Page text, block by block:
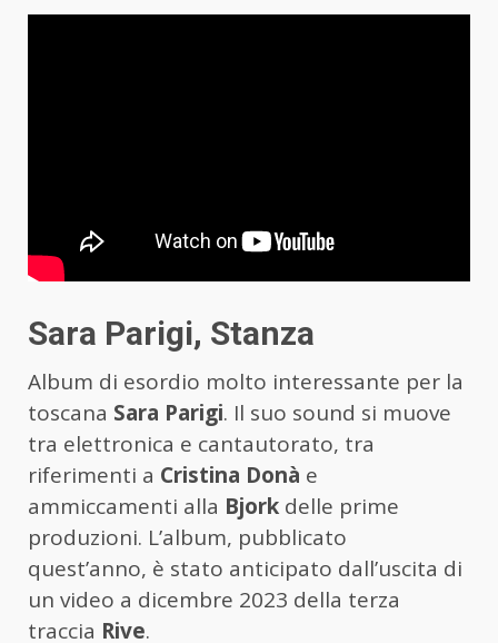
Sara Parigi, Stanza
Album di esordio molto interessante per la
toscana Sara Parigi. Il suo sound si muove
tra elettronica e cantautorato, tra
riferimenti a Cristina Donà e
ammiccamenti alla Bjork delle prime
produzioni. L’album, pubblicato
quest’anno, è stato anticipato dall’uscita di
un video a dicembre 2023 della terza
traccia Rive.